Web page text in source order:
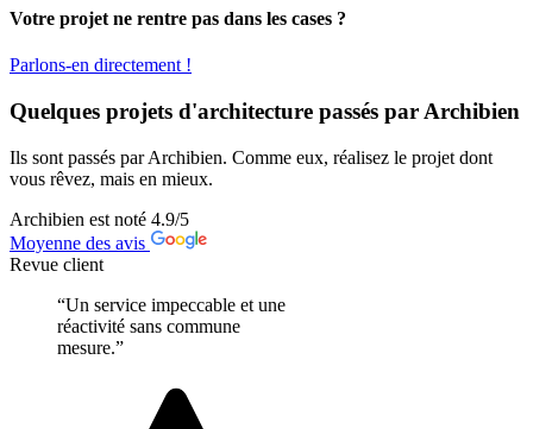
Votre projet ne rentre pas dans les cases ?
Parlons-en directement !
Quelques projets d'architecture passés par Archibien
Ils sont passés par Archibien. Comme eux, réalisez le projet dont
vous rêvez, mais en mieux.
Archibien est noté 4.9/5
Moyenne des avis
Revue client
“Un service impeccable et une
réactivité sans commune
mesure.”